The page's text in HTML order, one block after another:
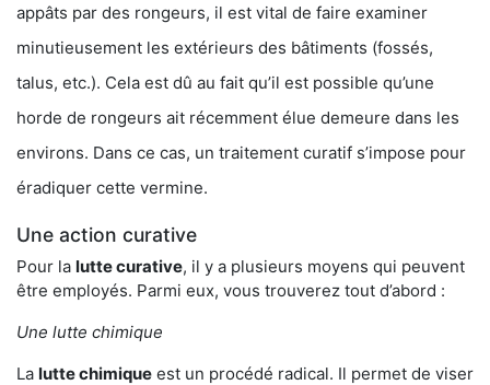
appâts par des rongeurs, il est vital de faire examiner
minutieusement les extérieurs des bâtiments (fossés,
talus, etc.). Cela est dû au fait qu’il est possible qu’une
horde de rongeurs ait récemment élue demeure dans les
environs. Dans ce cas, un traitement curatif s’impose pour
éradiquer cette vermine.
Une action curative
Pour la lutte curative, il y a plusieurs moyens qui peuvent
être employés. Parmi eux, vous trouverez tout d’abord :
Une lutte chimique
La lutte chimique est un procédé radical. Il permet de viser